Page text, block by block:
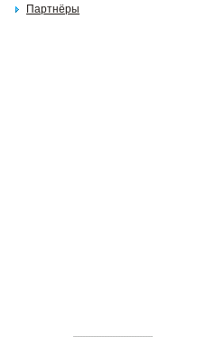
Партнёры